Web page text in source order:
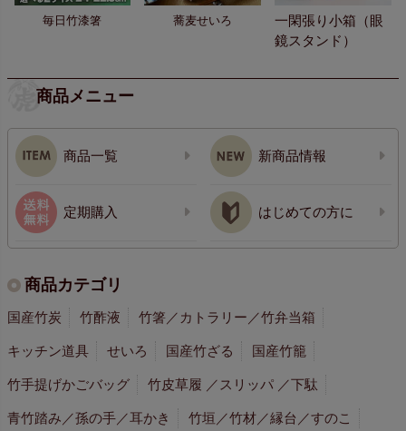
毎日竹漆箸 蕎麦せいろ
一閑張り小箱（眼
鏡スタンド）
商品メニュー
商品一覧 新商品情報
定期購入 はじめての方に
商品カテゴリ
国産竹炭 竹酢液 竹箸／カトラリー／竹弁当箱
キッチン道具 せいろ 国産竹ざる 国産竹籠
竹手提げかごバッグ 竹皮草履 ／スリッパ ／下駄
青竹踏み／孫の手／耳かき 竹垣／竹材／縁台／すのこ